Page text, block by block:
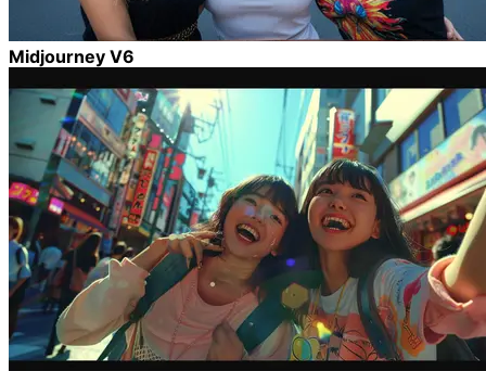
Midjourney V6